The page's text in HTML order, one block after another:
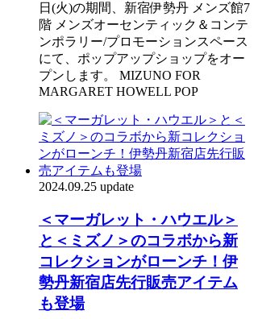
日(火)の期間、新宿伊勢丹 メンズ館7
階 メンズオーセンティック＆コンテ
ンポラリー/プロモーションスペース
にて、ポップアップショップをオー
プンします。 MIZUNO FOR
MARGARET HOWELL POP
2024.09.25 update
＜マーガレット・ハウエル＞
と＜ミズノ＞のコラボから新
コレクションがローンチ！伊
勢丹新宿店先行販売アイテム
も登場